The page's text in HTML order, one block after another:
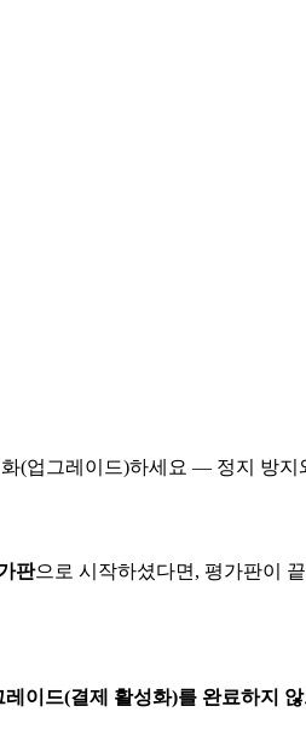
(업그레이드)하세요 — 정지 방지
판으로 시작하셨다면, 평가판이
이드(결제 활성화)를 완료하지